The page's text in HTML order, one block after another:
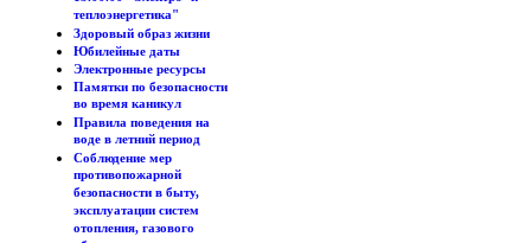
теплоэнергетика"
Здоровый образ жизни
Юбилейные даты
Электронные ресурсы
Памятки по безопасности
во время каникул
Правила поведения на
воде в летний период
Соблюдение мер
противопожарной
безопасности в быту,
эксплуатации систем
отопления, газового